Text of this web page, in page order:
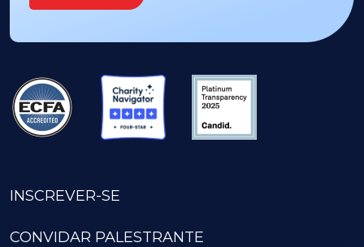
INSCREVER-SE
CONVIDAR PALESTRANTE